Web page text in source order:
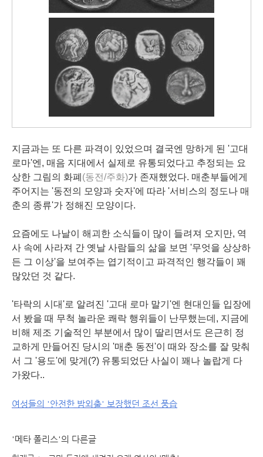
지금과는 또 다른 파격이 있었으며 결국엔 망하게 된 '고대
로마'엔, 매음 지대에서 실제로 유통되었다고 추정되는 요
상한 그림의 화폐 (동전/주화)가 존재했었다. 매춘부들에게
주어지는 '동전의 모양과 숫자'에 따라 '서비스의 정도나 매
춘의 종류'가 정해진 모양이다.
요즘에도 나날이 해괴한 소식들이 많이 들려져 오지만, 역
사 속에 사라져 간 옛날 사람들의 삶을 보면 '무엇을 상상하
든 그 이상'을 보여주는 엽기적이고 파격적인 행각들이 꽤
많았던 것 같다.
'타락의 시대'로 알려진 '고대 로마 말기'엔 현대인들 입장에
서 봤을 때 무척 놀라운 쾌락 행위들이 난무했는데, 지금에
비해 제조 기술적인 부분에서 많이 딸리면서도 은근히 정
교하게 만들어진 당시의 '매춘 동전'이 때와 장소를 잘 맞춰
서 그 '용도'에 맞게(?) 유통되었단 사실이 꽤나 놀랍게 다
가왔다..
여성들의 '안전한 밤외출' 보장했던 조선 풍습
'메타 폴리스'의 다른글